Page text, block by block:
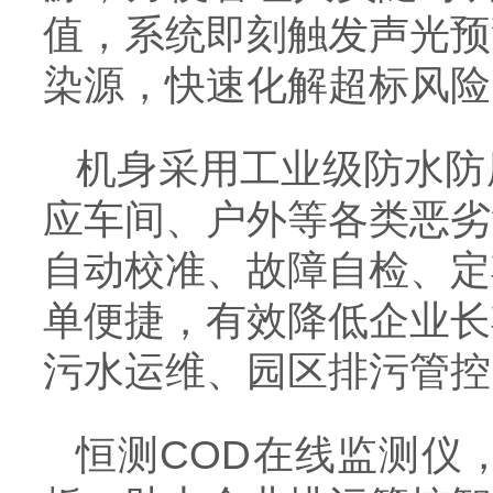
值，系统即刻触发声光
染源，快速化解超标风
机身采用工业级防水
应车间、户外等各类恶
自动校准、故障自检、
单便捷，有效降低企业
污水运维、园区排污管
恒测COD在线监测仪